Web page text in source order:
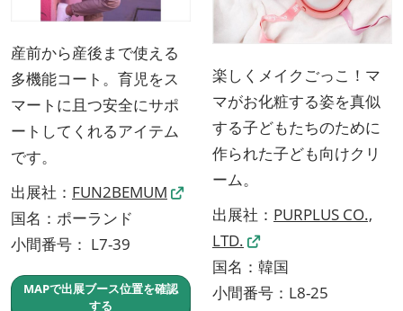
産前から産後まで使える
多機能コート。育児をス
マートに且つ安全にサポ
ートしてくれるアイテム
です。
出展社： FUN2BEMUM
国名：ポーランド
小間番号： L7-39
MAPで出展ブース位置を確認
する
楽しくメイクごっこ！マ
マがお化粧する姿を真似
する子どもたちのために
作られた子ども向けクリ
ーム。
出展社： PURPLUS CO.,
LTD.
国名：韓国
小間番号：L8-25